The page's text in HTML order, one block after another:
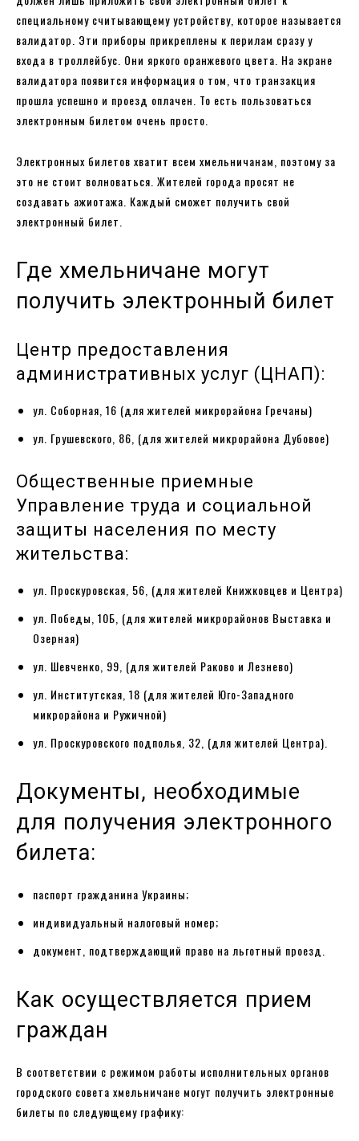
специальному считывающему устройству, которое называется
валидатор. Эти приборы прикреплены к перилам сразу у
входа в троллейбус. Они яркого оранжевого цвета. На экране
валидатора появится информация о том, что транзакция
прошла успешно и проезд оплачен. То есть пользоваться
электронным билетом очень просто.
Электронных билетов хватит всем хмельничанам, поэтому за
это не стоит волноваться. Жителей города просят не
создавать ажиотажа. Каждый сможет получить свой
электронный билет.
Где хмельничане могут
получить электронный билет
Центр предоставления
административных услуг (ЦНАП):
ул. Соборная, 16 (для жителей микрорайона Гречаны)
ул. Грушевского, 86, (для жителей микрорайона Дубовое)
Общественные приемные
Управление труда и социальной
защиты населения по месту
жительства:
ул. Проскуровская, 56, (для жителей Книжковцев и Центра)
ул. Победы, 10Б, (для жителей микрорайонов Выставка и
Озерная)
ул. Шевченко, 99, (для жителей Раково и Лезнево)
ул. Институтская, 18 (для жителей Юго-Западного
микрорайона и Ружичной)
ул. Проскуровского подполья, 32, (для жителей Центра).
Документы, необходимые
для получения электронного
билета:
паспорт гражданина Украины;
индивидуальный налоговый номер;
документ, подтверждающий право на льготный проезд.
Как осуществляется прием
граждан
В соответствии с режимом работы исполнительных органов
городского совета хмельничане могут получить электронные
билеты по следующему графику: